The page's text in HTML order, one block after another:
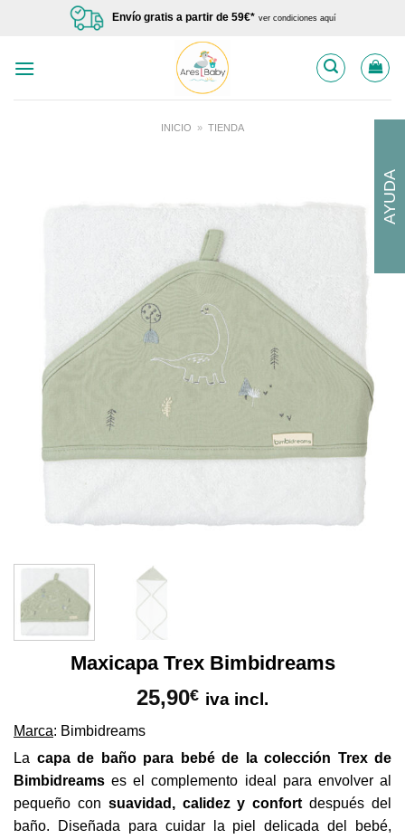
Envío gratis a partir de 59€* ver condiciones aquí
INICIO » TIENDA
Maxicapa Trex Bimbidreams
25,90€ iva incl.
Marca: Bimbidreams
La capa de baño para bebé de la colección Trex de
Bimbidreams es el complemento ideal para envolver al
pequeño con suavidad, calidez y confort después del
baño. Diseñada para cuidar la piel delicada del bebé,
AYUDA